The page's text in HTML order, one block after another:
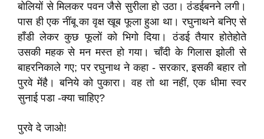
बोलियों से मिलकर पवन जैसे सुरीला हो उठा। ठंडईबनने लगी।
पास ही एक नींबू का वृक्ष खूब फूला हुआ था। रघुनाथने बनिए से
हाँडी लेकर कुछ फूलों को भिगो दिया। ठंडई तैयार होतेहोते
उसकी महक से मन मस्त हो गया। चाँदी के गिलास झोली से
बाहरनिकाले गए; पर रघुनाथ ने कहा - सरकार, इसकी बहार तो
पुरवे मेंहै। बनिये को पुकारा। वह तो था नहीं, एक धीमा स्वर
सुनाई पडा -क्या चाहिए?
पुरवे दे जाओ!